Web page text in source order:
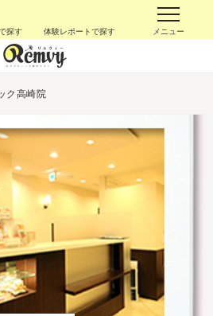
探す 体験レポートで探す メニュー
ク高崎院